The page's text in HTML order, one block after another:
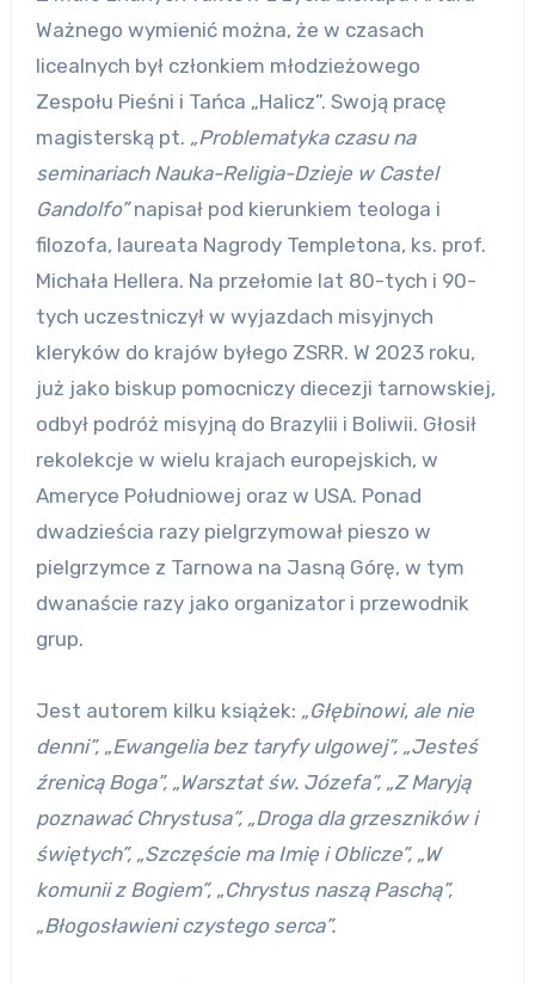
Ważnego wymienić można, że w czasach
licealnych był członkiem młodzieżowego
Zespołu Pieśni i Tańca „Halicz”. Swoją pracę
magisterską pt. „Problematyka czasu na
seminariach Nauka-Religia-Dzieje w Castel
Gandolfo”napisał pod kierunkiem teologa i
filozofa, laureata Nagrody Templetona, ks. prof.
Michała Hellera. Na przełomie lat 80-tych i 90-
tych uczestniczył w wyjazdach misyjnych
kleryków do krajów byłego ZSRR. W 2023 roku,
już jako biskup pomocniczy diecezji tarnowskiej,
odbył podróż misyjną do Brazylii i Boliwii. Głosił
rekolekcje w wielu krajach europejskich, w
Ameryce Południowej oraz w USA. Ponad
dwadzieścia razy pielgrzymował pieszo w
pielgrzymce z Tarnowa na Jasną Górę, w tym
dwanaście razy jako organizator i przewodnik
grup.
Jest autorem kilku książek: „Głębinowi, ale nie
denni”, „Ewangelia bez taryfy ulgowej”, „Jesteś
źrenicą Boga”, „Warsztat św. Józefa”, „Z Maryją
poznawać Chrystusa”, „Droga dla grzeszników i
świętych”, „Szczęście ma Imię i Oblicze”, „W
komunii z Bogiem”, „Chrystus naszą Paschą”,
„Błogosławieni czystego serca”.